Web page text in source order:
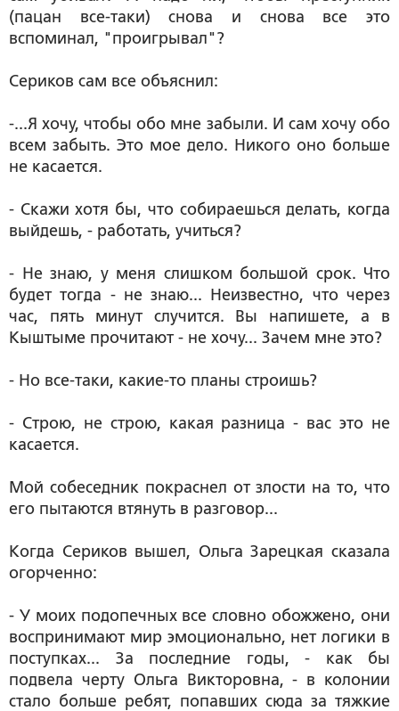
(пацан все-таки) снова и снова все это
вспоминал, "проигрывал"?
Сериков сам все объяснил:
-...Я хочу, чтобы обо мне забыли. И сам хочу обо
всем забыть. Это мое дело. Никого оно больше
не касается.
- Скажи хотя бы, что собираешься делать, когда
выйдешь, - работать, учиться?
- Не знаю, у меня слишком большой срок. Что
будет тогда - не знаю... Неизвестно, что через
час, пять минут случится. Вы напишете, а в
Кыштыме прочитают - не хочу... Зачем мне это?
- Но все-таки, какие-то планы строишь?
- Строю, не строю, какая разница - вас это не
касается.
Мой собеседник покраснел от злости на то, что
его пытаются втянуть в разговор...
Когда Сериков вышел, Ольга Зарецкая сказала
огорченно:
- У моих подопечных все словно обожжено, они
воспринимают мир эмоционально, нет логики в
поступках... За последние годы, - как бы
подвела черту Ольга Викторовна, - в колонии
стало больше ребят, попавших сюда за тяжкие